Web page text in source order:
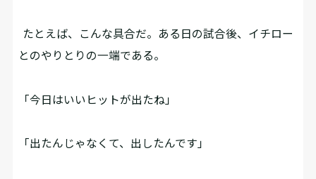
たとえば、こんな具合だ。ある日の試合後、イチロー
とのやりとりの一端である。
「今日はいいヒットが出たね」
「出たんじゃなくて、出したんです」